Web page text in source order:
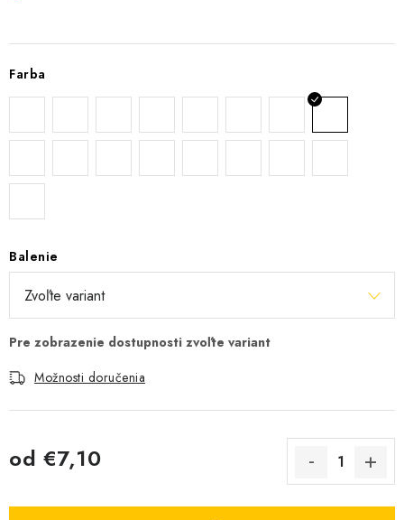
Farba
Balenie
Možnosti doručenia
od €7,10